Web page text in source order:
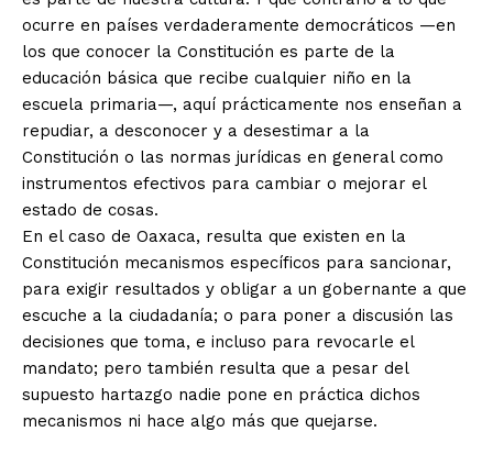
ocurre en países verdaderamente democráticos —en
los que conocer la Constitución es parte de la
educación básica que recibe cualquier niño en la
escuela primaria—, aquí prácticamente nos enseñan a
repudiar, a desconocer y a desestimar a la
Constitución o las normas jurídicas en general como
instrumentos efectivos para cambiar o mejorar el
estado de cosas.
En el caso de Oaxaca, resulta que existen en la
Constitución mecanismos específicos para sancionar,
para exigir resultados y obligar a un gobernante a que
escuche a la ciudadanía; o para poner a discusión las
decisiones que toma, e incluso para revocarle el
mandato; pero también resulta que a pesar del
supuesto hartazgo nadie pone en práctica dichos
mecanismos ni hace algo más que quejarse.